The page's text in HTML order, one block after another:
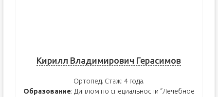
Кирилл Владимирович Герасимов
Ортопед. Стаж: 4 года.
Образование: Диплом по специальности “Лечебное